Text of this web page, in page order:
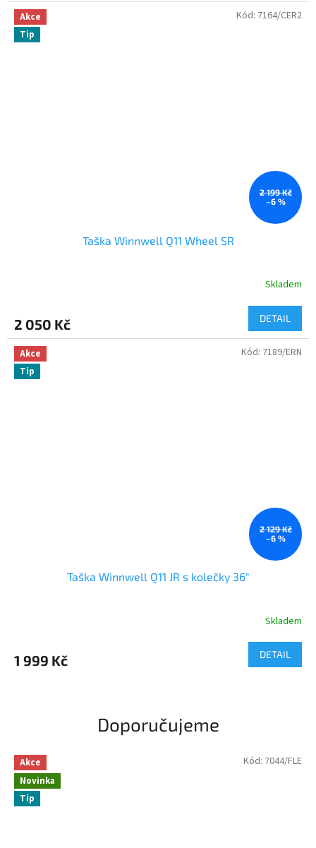
Akce
Tip
2 199 Kč
–6 %
Taška Winnwell Q11 Wheel SR
Skladem
2 050 Kč DETAIL
Kód: 7164/CER2
Akce
Tip
2 129 Kč
–6 %
Taška Winnwell Q11 JR s kolečky 36"
Skladem
1 999 Kč DETAIL
Kód: 7189/ERN
Doporučujeme
Akce
Novinka
Tip
Kód: 7044/FLE